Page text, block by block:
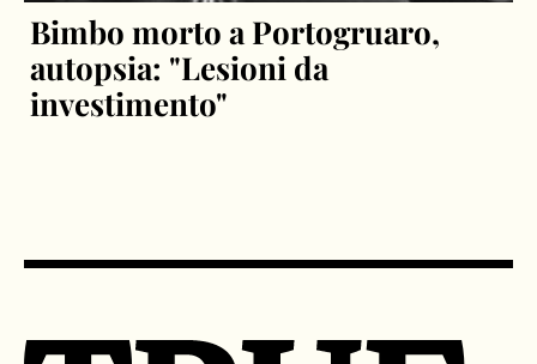
Bimbo morto a Portogruaro,
autopsia: "Lesioni da
investimento"